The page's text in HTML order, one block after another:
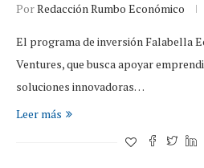
PorRedacción Rumbo Económico
El programa de inversión Falabella
Ventures, que busca apoyar
soluciones innovadoras…
Leer más